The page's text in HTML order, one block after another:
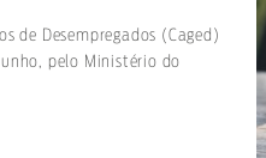
de Desempregados (Caged)
pelo Ministério do